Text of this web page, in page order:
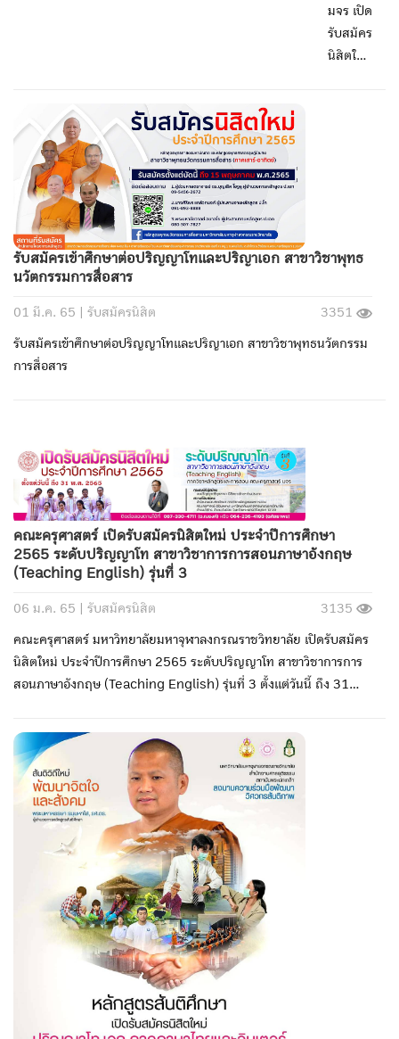
มจร เปิด
รับสมัคร
นิสิตใหม่
รับสมัครเข้าศึกษาต่อปริญญาโทและปริญาเอก สาขาวิชาพุทธ
นวัตกรรมการสื่อสาร
01 มี.ค. 65 | รับสมัครนิสิต 3351
รับสมัครเข้าศึกษาต่อปริญญาโทและปริญาเอก สาขาวิชาพุทธนวัตกรรม
การสื่อสาร
คณะครุศาสตร์ เปิดรับสมัครนิสิตใหม่ ประจำปีการศึกษา
2565 ระดับปริญญาโท สาขาวิชาการการสอนภาษาอังกฤษ
(Teaching English) รุ่นที่ 3
06 ม.ค. 65 | รับสมัครนิสิต 3135
คณะครุศาสตร์ มหาวิทยาลัยมหาจุฬาลงกรณราชวิทยาลัย เปิดรับสมัคร
นิสิตใหม่ ประจำปีการศึกษา 2565 ระดับปริญญาโท สาขาวิชาการการ
สอนภาษาอังกฤษ (Teaching English) รุ่นที่ 3 ตั้งแต่วันนี้ ถึง 31